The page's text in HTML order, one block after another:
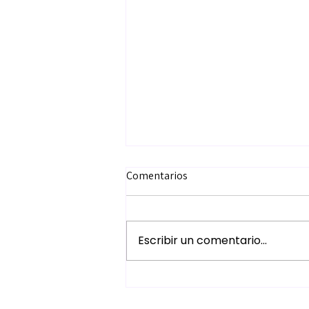
Comentarios
Escribir un comentario...